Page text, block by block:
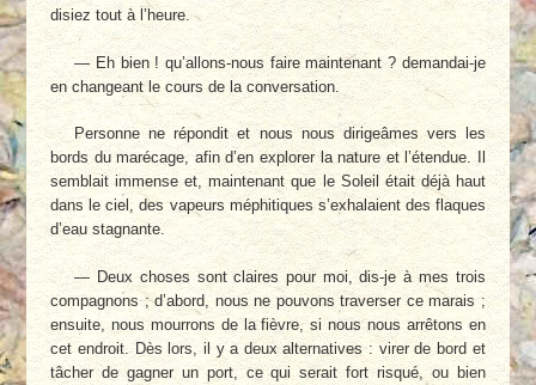
disiez tout à l’heure.
— Eh bien ! qu’allons-nous faire maintenant ? demandai-je
en changeant le cours de la conversation.
Personne ne répondit et nous nous dirigeâmes vers les
bords du marécage, afin d’en explorer la nature et l’étendue. Il
semblait immense et, maintenant que le Soleil était déjà haut
dans le ciel, des vapeurs méphitiques s’exhalaient des flaques
d’eau stagnante.
— Deux choses sont claires pour moi, dis-je à mes trois
compagnons ; d’abord, nous ne pouvons traverser ce marais ;
ensuite, nous mourrons de la fièvre, si nous nous arrêtons en
cet endroit. Dès lors, il y a deux alternatives : virer de bord et
tâcher de gagner un port, ce qui serait fort risqué, ou bien